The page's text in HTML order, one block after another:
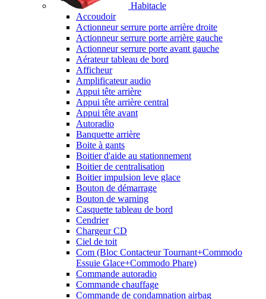
Habitacle
Accoudoir
Actionneur serrure porte arrière droite
Actionneur serrure porte arrière gauche
Actionneur serrure porte avant gauche
Aérateur tableau de bord
Afficheur
Amplificateur audio
Appui tête arrière
Appui tête arrière central
Appui tête avant
Autoradio
Banquette arrière
Boite à gants
Boitier d'aide au stationnement
Boitier de centralisation
Boitier impulsion leve glace
Bouton de démarrage
Bouton de warning
Casquette tableau de bord
Cendrier
Chargeur CD
Ciel de toit
Com (Bloc Contacteur Tournant+Commodo
Essuie Glace+Commodo Phare)
Commande autoradio
Commande chauffage
Commande de condamnation airbag